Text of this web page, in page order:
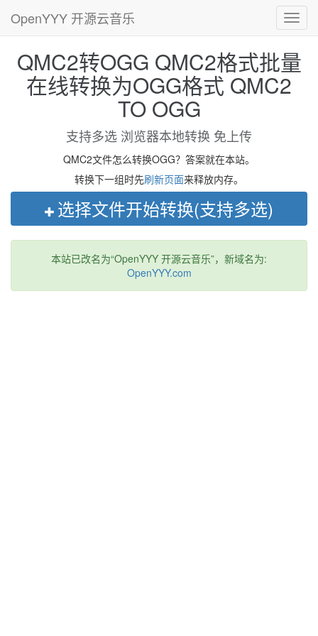
OpenYYY 开源云音乐
QMC2转OGG QMC2格式批量
在线转换为OGG格式 QMC2
TO OGG
支持多选 浏览器本地转换 免上传
QMC2文件怎么转换OGG？答案就在本站。
转换下一组时先刷新页面来释放内存。
选择文件开始转换(支持多选)
本站已改名为“OpenYYY 开源云音乐”，新域名为:
OpenYYY.com